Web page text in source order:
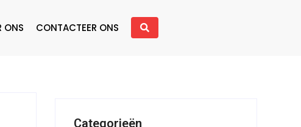
ONS CONTACTEER ONS
Categorieën